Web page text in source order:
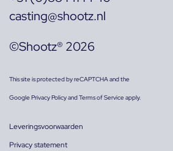
casting@shootz.nl
©Shootz® 2026
This site is protected by reCAPTCHA and the
GooglePrivacy PolicyandTerms of Serviceapply.
Leveringsvoorwaarden
Privacy statement